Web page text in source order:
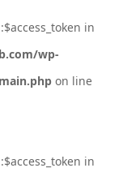
in
wp-
on line
in